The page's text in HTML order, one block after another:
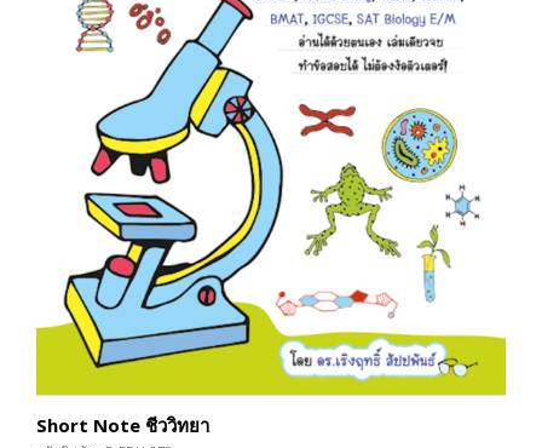
Short Note ชีววิทยา